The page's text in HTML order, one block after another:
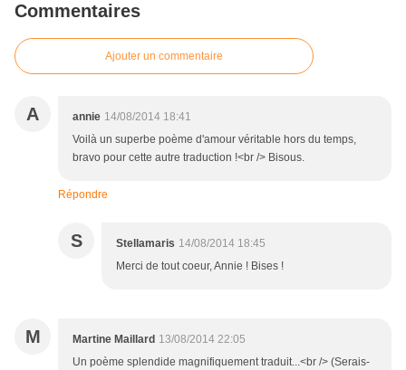
Commentaires
Ajouter un commentaire
A annie 14/08/2014 18:41
Voilà un superbe poème d'amour véritable hors du temps,
bravo pour cette autre traduction !<br /> Bisous.
Répondre
S Stellamaris 14/08/2014 18:45
Merci de tout coeur, Annie ! Bises !
M Martine Maillard 13/08/2014 22:05
Un poème splendide magnifiquement traduit...<br /> (Serais-